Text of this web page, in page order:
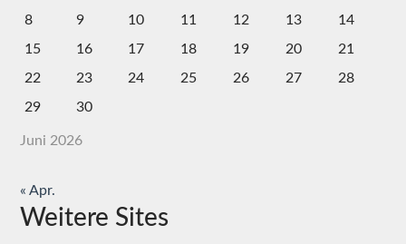
Juni 2026
8
9 10 11 12 13
14
15
16 17 18 19 20
21
22
23 24 25 26 27
28
29
30
« Apr.
Weitere Sites